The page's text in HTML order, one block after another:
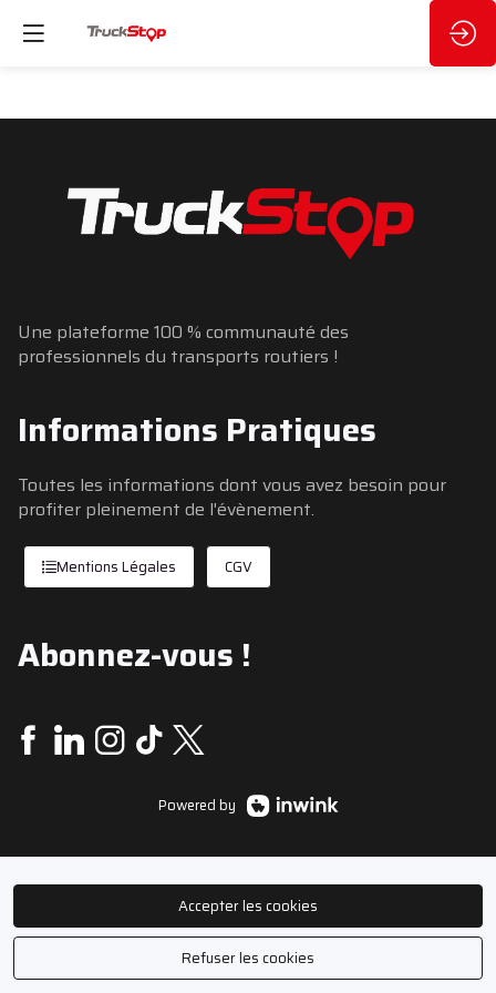
Une plateforme 100 % communauté des
professionnels du transports routiers !
Informations Pratiques
Toutes les informations dont vous avez besoin pour
profiter pleinement de l'évènement.
Mentions Légales CGV
Abonnez-vous !
Powered by
Accepter les cookies
Refuser les cookies